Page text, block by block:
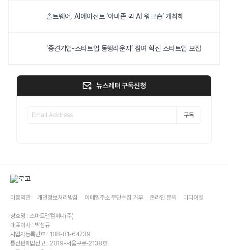
솔트웨어, AI에이전트 ‘아마존 퀵 AI 워크숍’ 개최해
‘중견기업-스타트업 동행라운지’ 참여 혁신 스타트업 모집
뉴스레터 구독신청
구독
이용약관 개인정보처리방침 이메일주소 무단수집 거부 온라인 문의 미디어킷
상호명 : 스마트앤컴퍼니(주)
대표이사 : 박성규
사업자등록번호 : 108-81-64739
통신판매업신고 : 2019-서울구로-2138호